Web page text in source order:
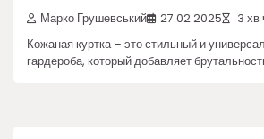
Марко Грушевський 27.02.2025 3 хв
Кожаная куртка – это стильный и
гардероба, который добавляет